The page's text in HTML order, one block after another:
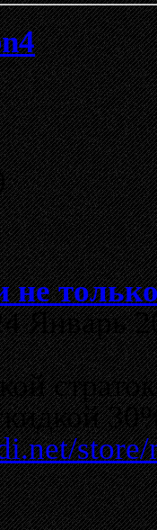
не
Январь